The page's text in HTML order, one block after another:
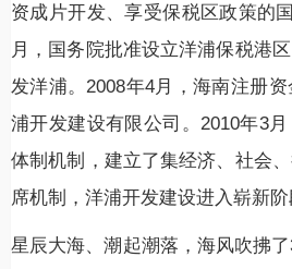
资成片开发、享受保税区政策的
月，国务院批准设立洋浦保税港
发洋浦。2008年4月，海南注册
浦开发建设有限公司。2010年3
体制机制，建立了集经济、社会
席机制，洋浦开发建设进入崭新阶
星辰大海、潮起潮落，海风吹拂